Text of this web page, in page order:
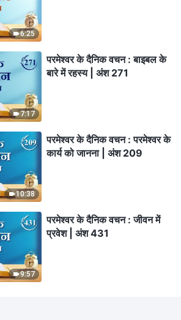
6:25
7:17
परमेश्वर के दैनिक वचन : बाइबल के
बारे में रहस्य | अंश 271
10:38
परमेश्वर के दैनिक वचन : परमेश्वर के
कार्य को जानना | अंश 209
9:57
परमेश्वर के दैनिक वचन : जीवन में
प्रवेश | अंश 431